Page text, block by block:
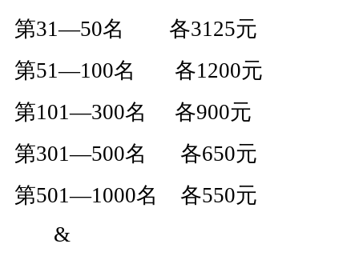
第31—50名 各3125元
第51—100名 各1200元
第101—300名 各900元
第301—500名 各650元
第501—1000名 各550元
&